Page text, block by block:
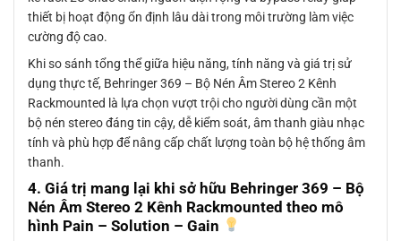
thiết bị hoạt động ổn định lâu dài trong môi trường làm việc
cường độ cao.
Khi so sánh tổng thể giữa hiệu năng, tính năng và giá trị sử
dụng thực tế, Behringer 369 – Bộ Nén Âm Stereo 2 Kênh
Rackmounted là lựa chọn vượt trội cho người dùng cần một
bộ nén stereo đáng tin cậy, dễ kiểm soát, âm thanh giàu nhạc
tính và phù hợp để nâng cấp chất lượng toàn bộ hệ thống âm
thanh.
4. Giá trị mang lại khi sở hữu Behringer 369 – Bộ
Nén Âm Stereo 2 Kênh Rackmounted theo mô
hình Pain – Solution – Gain